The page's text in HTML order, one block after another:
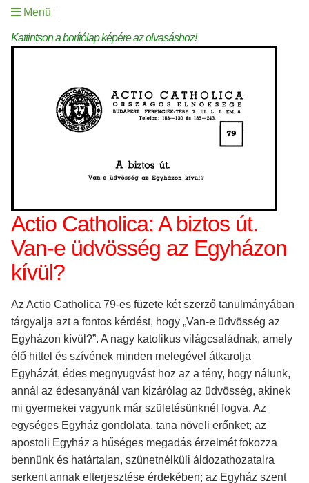
Menü
Kattintson a borítólap képére az olvasáshoz!
Actio Catholica: A biztos út.
Van-e üdvösség az Egyházon
kívül?
Az Actio Catholica 79-es füzete két szerző tanulmányában
tárgyalja azt a fontos kérdést, hogy „Van-e üdvösség az
Egyházon kívül?”. A nagy katolikus világcsaládnak, amely
élő hittel és szívének minden melegével átkarolja
Egyházát, édes megnyugvást hoz az a tény, hogy nálunk,
annál az édesanyánál van kizárólag az üdvösség, akinek
mi gyermekei vagyunk már születésünknél fogva. Az
egységes Egyház gondolata, tana növeli erőnket; az
apostoli Egyház a hűséges megadás érzelmét fokozza
bennünk és határtalan, szünetnélküli áldozathozatalra
serkent annak elterjesztése érdekében; az Egyház szent